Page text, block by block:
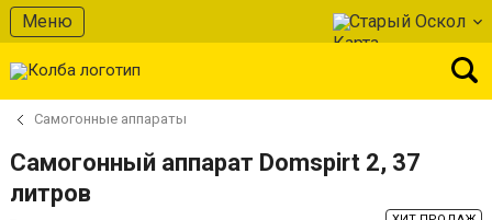
Меню Старый Оскол
Самогонные аппараты
Самогонный аппарат Domspirt 2, 37
литров